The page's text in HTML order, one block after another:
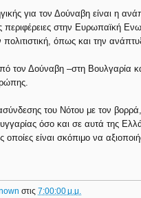
για τον Δούναβη είναι η
περιφέρειες στην Ευρωπαϊκή
όπως και την
τον Δούναβη –στη Βουλγαρία
του Νότου με τον
όσο και σε αυτά της
οποίες είναι σκόπιμο να
στις7:00:00 μ.μ.